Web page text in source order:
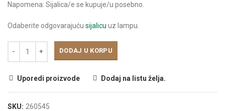
Napomena: Sijalica/e se kupuje/u posebno.
Odaberite odgovarajuću sijalicu uz lampu.
DODAJ U KORPU
Uporedi proizvode Dodaj na listu želja.
SKU: 260545